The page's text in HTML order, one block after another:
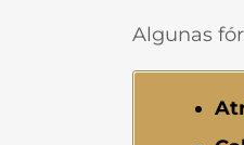
Algunas